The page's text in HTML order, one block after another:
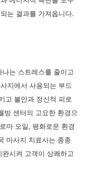
는 결과를 가져옵니다.
는 스트레스를 줄이고
지에서 사용되는 부드
고 불안과 정신적 피로
빙 센터의 고요한 환경으
마 오일, 평화로운 환경
마사지 치료사는 종종
시켜 고객이 상쾌하고